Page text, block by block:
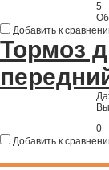
5
Добавить к
Тормоз
0
Добавить к